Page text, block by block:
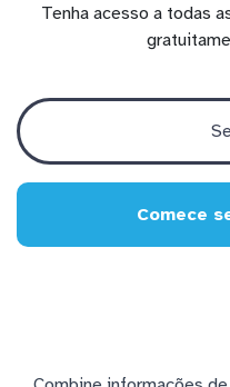
Tenha acesso a todas
Comece